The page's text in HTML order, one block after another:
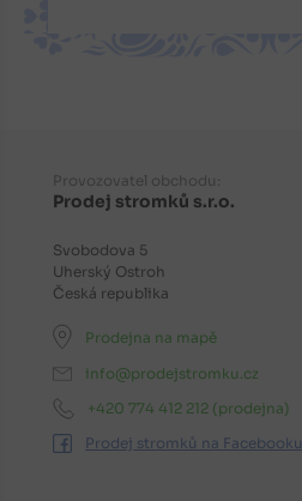
Provozovatel obchodu:
Prodej stromků s.r.o.
Svobodova 5
Uherský Ostroh
Česká republika
Prodejna na mapě
info@prodejstromku.cz
+420 774 412 212 (prodejna)
Prodej stromků na Facebooku